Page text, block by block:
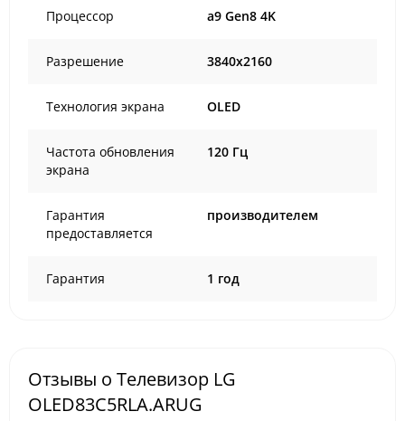
Процессор a9 Gen8 4K
Разрешение 3840x2160
Технология экрана OLED
Частота обновления
экрана
120 Гц
Гарантия
предоставляется
производителем
Гарантия 1 год
Отзывы о Телевизор LG
OLED83C5RLA.ARUG